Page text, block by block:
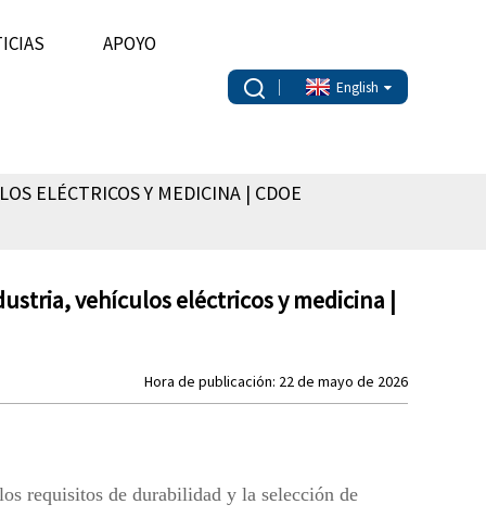
APOYO
English
ELÉCTRICOS Y MEDICINA | CDOE
vehículos eléctricos y medicina |
Hora de publicación: 22 de mayo de 2026
requisitos de durabilidad y la selección de